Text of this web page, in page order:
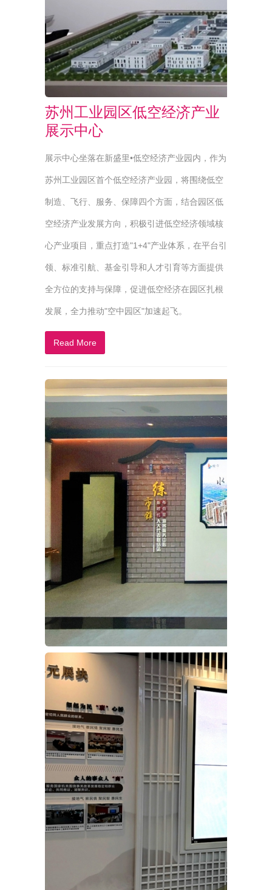
苏州工业园区低空经济产业
展示中心
展示中心坐落在新盛里•低空经济产业园内，作为
苏州工业园区首个低空经济产业园，将围绕低空
制造、飞行、服务、保障四个方面，结合园区低
空经济产业发展方向，积极引进低空经济领域核
心产业项目，重点打造"1+4"产业体系，在平台引
领、标准引航、基金引导和人才引育等方面提供
全方位的支持与保障，促进低空经济在园区扎根
发展，全力推动"空中园区"加速起飞。
Read More